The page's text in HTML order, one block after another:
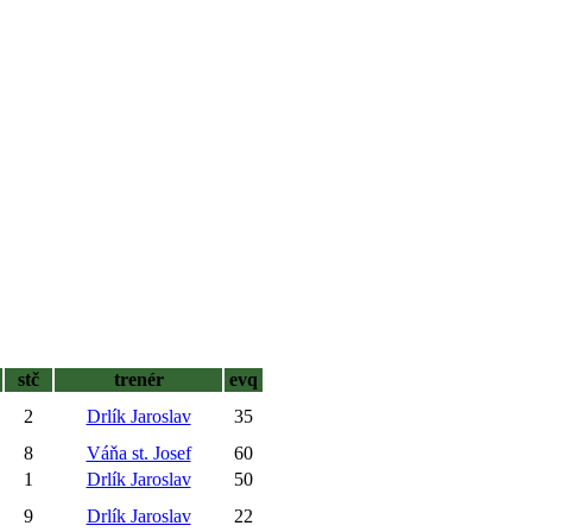
stč trenér
evq
2 Drlík Jaroslav
35
8 Váňa st. Josef
60
1 Drlík Jaroslav
50
9 Drlík Jaroslav 22